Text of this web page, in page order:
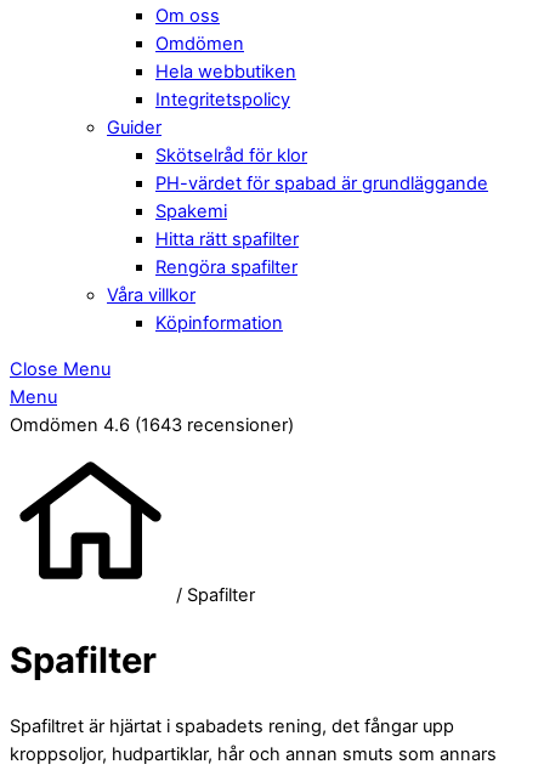
Om oss
Omdömen
Hela webbutiken
Integritetspolicy
Guider
Skötselråd för klor
PH-värdet för spabad är grundläggande
Spakemi
Hitta rätt spafilter
Rengöra spafilter
Våra villkor
Köpinformation
Close Menu
Menu
Omdömen 4.6 (1643 recensioner)
/ Spafilter
Spafilter
Spafiltret är hjärtat i spabadets rening, det fångar upp
kroppsoljor, hudpartiklar, hår och annan smuts som annars